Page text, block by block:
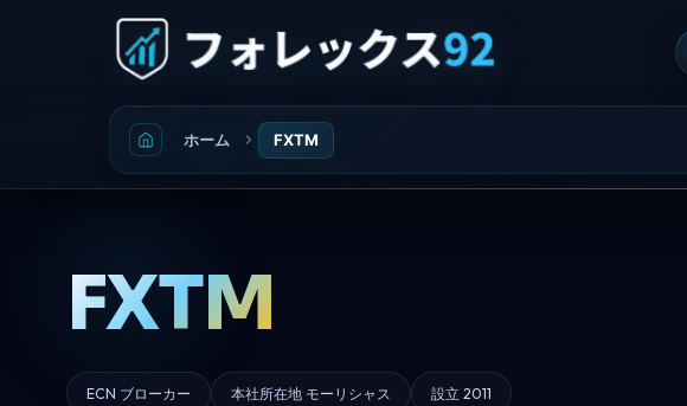
ホーム FXTM
FXTM
ECN ブローカー 本社所在地 モーリシャス 設立 2011